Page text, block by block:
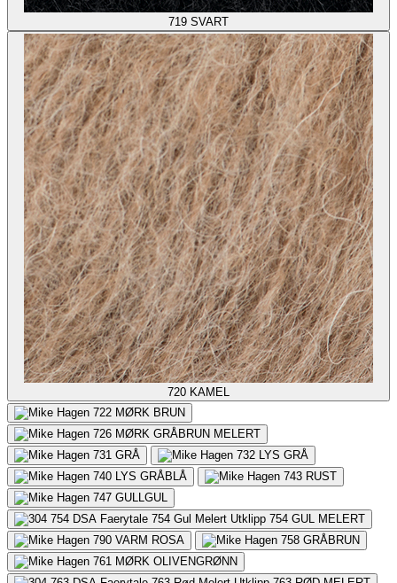
719 SVART
720 KAMEL
722 MØRK BRUN
726 MØRK GRÅBRUN MELERT
731 GRÅ 732 LYS GRÅ
740 LYS GRÅBLÅ 743 RUST
747 GULLGUL
754 GUL MELERT
790 VARM ROSA 758 GRÅBRUN
761 MØRK OLIVENGRØNN